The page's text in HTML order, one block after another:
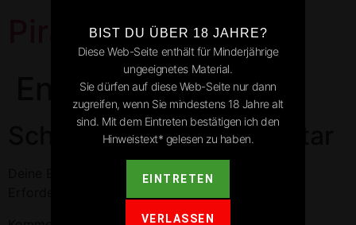
Pirates Park
Engen
Schreibe einen Kommentar
Deine E-Mail-Adresse wird nicht veröffentlicht.
BIST DU ÜBER 18 JAHRE?
Diese Web-Seite enthält für Minderjährige
ungeeignetes Material.
Sie dürfen auf diese Web-Seite nur dann
zugreifen, wenn Sie mindestens 18 Jahre alt
sind. Mit dem Eintreten bestätigen ich den
Hinweistext* gelesen zu haben.
EINTRETEN
VERLASSEN